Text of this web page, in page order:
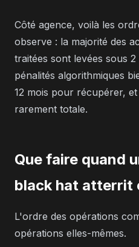
Côté agence, voilà les
observe : la majorité des
traitées sont levées sous 2
pénalités algorithmiques
12 mois pour récupérer,
rarement totale.
Que faire quand
black hat atterrit
L'ordre des opérations
opérations elles-mêmes.